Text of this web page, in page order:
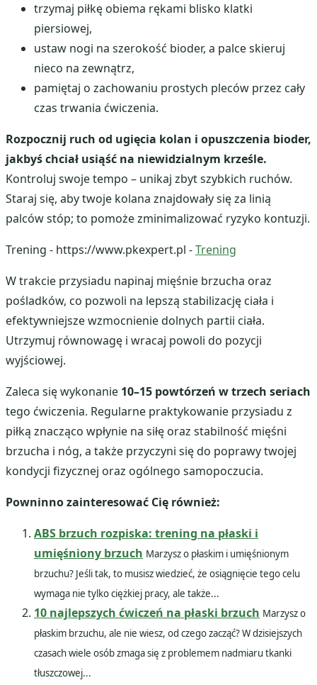
trzymaj piłkę obiema rękami blisko klatki
piersiowej,
ustaw nogi na szerokość bioder, a palce skieruj
nieco na zewnątrz,
pamiętaj o zachowaniu prostych pleców przez cały
czas trwania ćwiczenia.
Rozpocznij ruch od ugięcia kolan i opuszczenia bioder,
jakbyś chciał usiąść na niewidzialnym krześle.
Kontroluj swoje tempo – unikaj zbyt szybkich ruchów.
Staraj się, aby twoje kolana znajdowały się za linią
palców stóp; to pomoże zminimalizować ryzyko kontuzji.
Trening - https://www.pkexpert.pl -Trening
W trakcie przysiadu napinaj mięśnie brzucha oraz
pośladków, co pozwoli na lepszą stabilizację ciała i
efektywniejsze wzmocnienie dolnych partii ciała.
Utrzymuj równowagę i wracaj powoli do pozycji
wyjściowej.
Zaleca się wykonanie 10–15 powtórzeń w trzech seriach
tego ćwiczenia. Regularne praktykowanie przysiadu z
piłką znacząco wpłynie na siłę oraz stabilność mięśni
brzucha i nóg, a także przyczyni się do poprawy twojej
kondycji fizycznej oraz ogólnego samopoczucia.
Powninno zainteresować Cię również:
ABS brzuch rozpiska: trening na płaski i
umięśniony brzuch Marzysz o płaskim i umięśnionym
brzuchu? Jeśli tak, to musisz wiedzieć, że osiągnięcie tego celu
wymaga nie tylko ciężkiej pracy, ale także...
10 najlepszych ćwiczeń na płaski brzuch Marzysz o
płaskim brzuchu, ale nie wiesz, od czego zacząć? W dzisiejszych
czasach wiele osób zmaga się z problemem nadmiaru tkanki
tłuszczowej...